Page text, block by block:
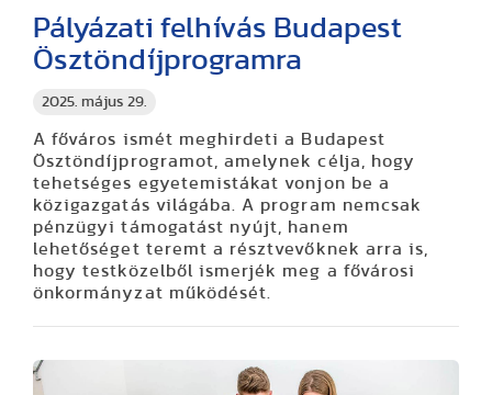
2025. május 29.
Pályázati felhívás Budapest
Ösztöndíjprogramra
A főváros ismét meghirdeti a Budapest
Ösztöndíjprogramot, amelynek célja, hogy
tehetséges egyetemistákat vonjon be a
közigazgatás világába. A program nemcsak
pénzügyi támogatást nyújt, hanem
lehetőséget teremt a résztvevőknek arra is,
hogy testközelből ismerjék meg a fővárosi
önkormányzat működését.